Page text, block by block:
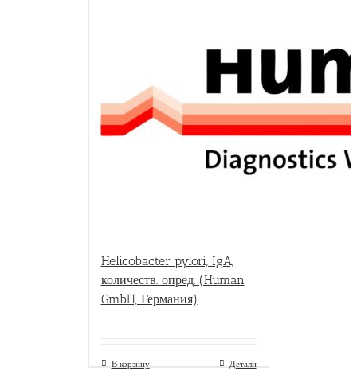
Helicobacter pylori, IgA,
количеств. опред. (Human
GmbH, Германия)
В корзину Детали